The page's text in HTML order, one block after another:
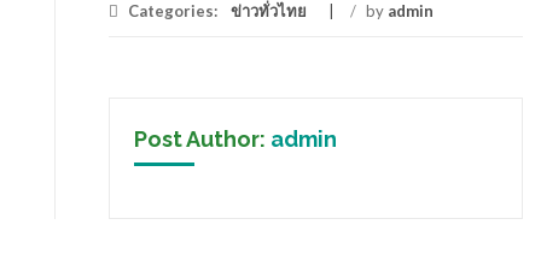
Categories: ข่าวทั่วไทย / by admin
Post Author: admin